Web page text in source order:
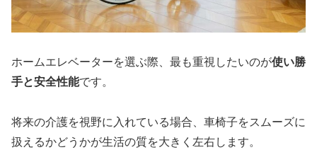
ホームエレベーターを選ぶ際、最も重視したいのが使い勝
手と安全性能です。
将来の介護を視野に入れている場合、車椅子をスムーズに
扱えるかどうかが生活の質を大きく左右します。